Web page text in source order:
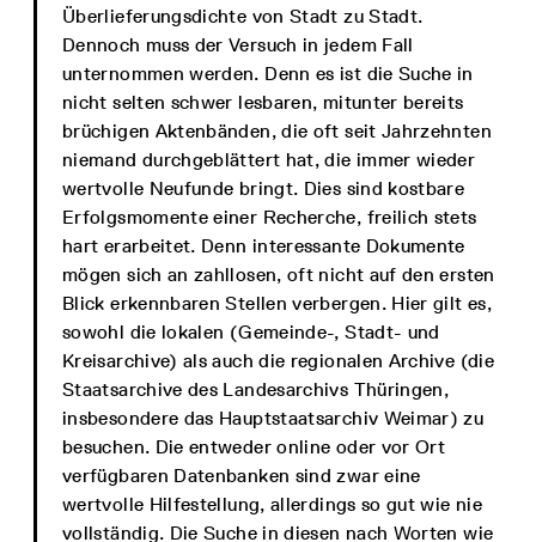
Überlieferungsdichte von Stadt zu Stadt.
Dennoch muss der Versuch in jedem Fall
unternommen werden. Denn es ist die Suche in
nicht selten schwer lesbaren, mitunter bereits
brüchigen Aktenbänden, die oft seit Jahrzehnten
niemand durchgeblättert hat, die immer wieder
wertvolle Neufunde bringt. Dies sind kostbare
Erfolgsmomente einer Recherche, freilich stets
hart erarbeitet. Denn interessante Dokumente
mögen sich an zahllosen, oft nicht auf den ersten
Blick erkennbaren Stellen verbergen. Hier gilt es,
sowohl die lokalen (Gemeinde-, Stadt- und
Kreisarchive) als auch die regionalen Archive (die
Staatsarchive des Landesarchivs Thüringen,
insbesondere das Hauptstaatsarchiv Weimar) zu
besuchen. Die entweder online oder vor Ort
verfügbaren Datenbanken sind zwar eine
wertvolle Hilfestellung, allerdings so gut wie nie
vollständig. Die Suche in diesen nach Worten wie